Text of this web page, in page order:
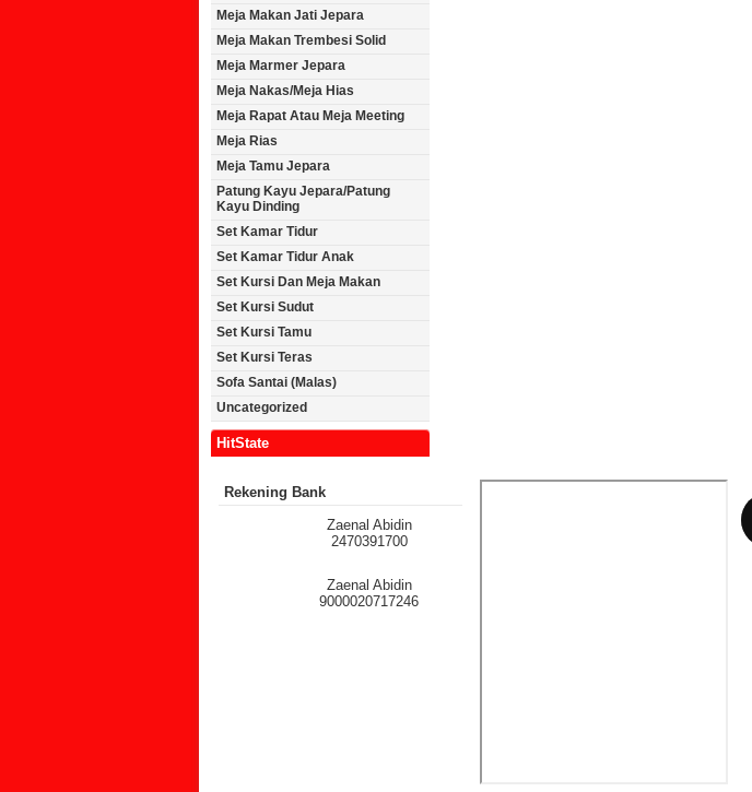
Meja Makan Jati Jepara
Meja Makan Trembesi Solid
Meja Marmer Jepara
Meja Nakas/Meja Hias
Meja Rapat Atau Meja Meeting
Meja Rias
Meja Tamu Jepara
Patung Kayu Jepara/Patung
Kayu Dinding
Set Kamar Tidur
Set Kamar Tidur Anak
Set Kursi Dan Meja Makan
Set Kursi Sudut
Set Kursi Tamu
Set Kursi Teras
Sofa Santai (Malas)
Uncategorized
HitState
Rekening Bank
Zaenal Abidin
2470391700
Zaenal Abidin
9000020717246